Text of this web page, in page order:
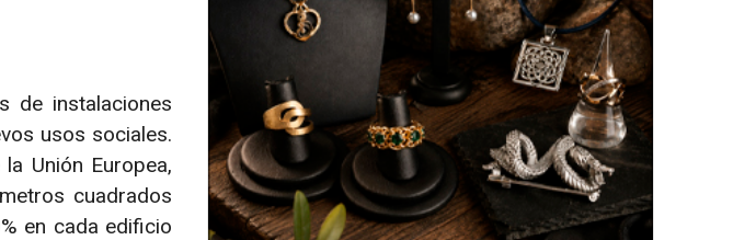
de instalaciones
usos sociales.
Unión Europea,
cuadrados
en cada edificio